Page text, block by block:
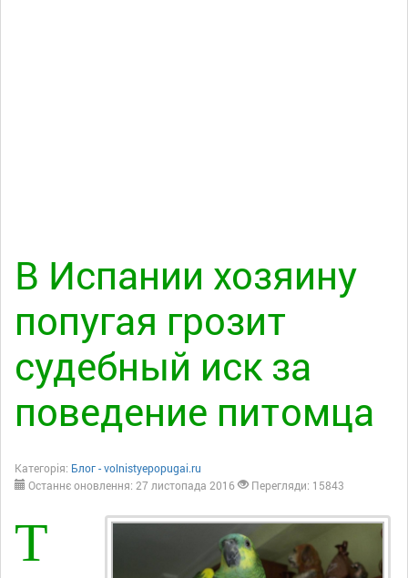
В Испании хозяину
попугая грозит
судебный иск за
поведение питомца
Категорія: Блог - volnistyepopugai.ru
Останнє оновлення: 27 листопада 2016
Перегляди: 15843
Т